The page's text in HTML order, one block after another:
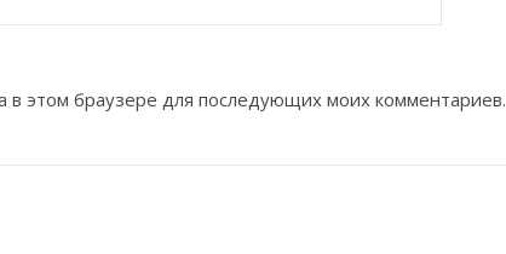
в этом браузере для последующих моих комментариев.